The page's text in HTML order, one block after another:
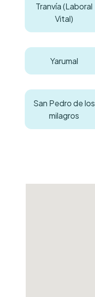
Tranvía (Laboral
Vital)
Yarumal
San Pedro de los
milagros